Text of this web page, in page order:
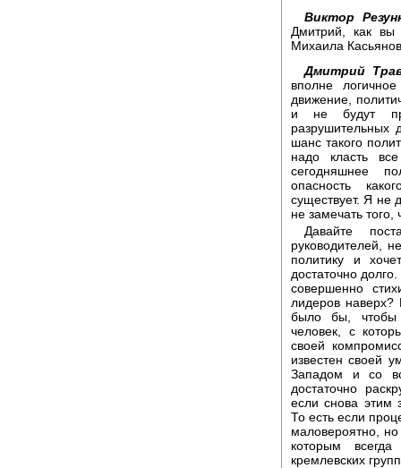
Виктор
Дмитрий, как
Михаила
Дмитрий
вполне
движение,
и не будут
разрушительных
шанс такого
надо класть
сегодняшнее
опасность
существует. Я не
не замечать
Давайте
руководителей,
политику и
достаточно
совершенно
лидеров наверх?
было бы, чтобы
человек, с
своей
известен своей
Западом и со
достаточно
если снова этим
То есть если
маловероятно, но
которым
кремлевских